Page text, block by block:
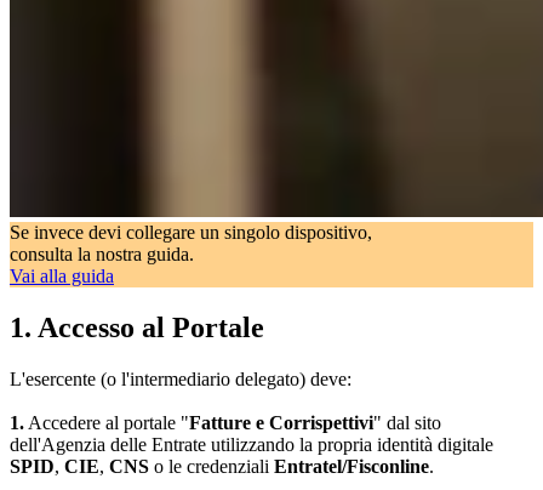
Se invece devi collegare un singolo dispositivo,
consulta la nostra guida.
Vai alla guida
1. Accesso al Portale
L'esercente (o l'intermediario delegato) deve:
1. Accedere al portale "Fatture e Corrispettivi" dal sito
dell'Agenzia delle Entrate utilizzando la propria identità digitale
SPID, CIE, CNS o le credenziali Entratel/Fisconline.